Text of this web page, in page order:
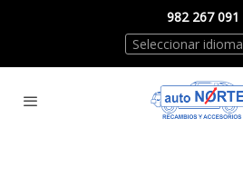
982 267 091
Seleccionar idioma